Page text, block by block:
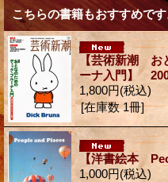
こちらの書籍もおすすめで
【芸術新潮 お
ーナ入門】
1,800円(税込)
[在庫数 1冊]
【洋書絵本
1,000円(税込)